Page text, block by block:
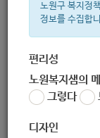
주간 인기검색어
노원구 복지정
정보를 수집합
편리성
노원복지샘의
그렇다
디자인